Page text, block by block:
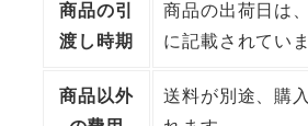
商品の引
渡し時期
商品の出荷日は
に記載されていま
商品以外
送料が別途、購